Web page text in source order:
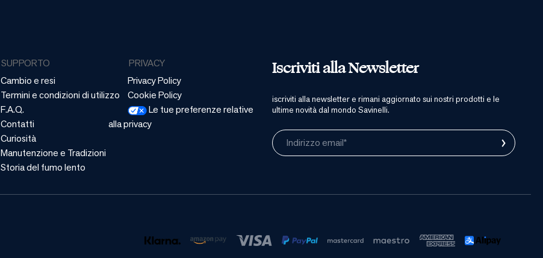
Iscriviti alla Newsletter
iscriviti alla newsletter e rimani aggiornato sui nostri prodotti e le
ultime novità dal mondo Savinelli.
Indirizzo email* ›
SUPPORTO
Cambio e resi
Termini e condizioni di utilizzo
F.A.Q.
Contatti
Curiosità
Manutenzione e Tradizioni
Storia del fumo lento
PRIVACY
Privacy Policy
Cookie Policy
Le tue preferenze relative
alla privacy